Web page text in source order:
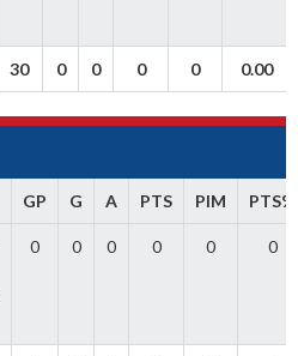
30 0 0 0 0 0.00
GP G A PTS PIM PTS%
0 0 0 0 0 0